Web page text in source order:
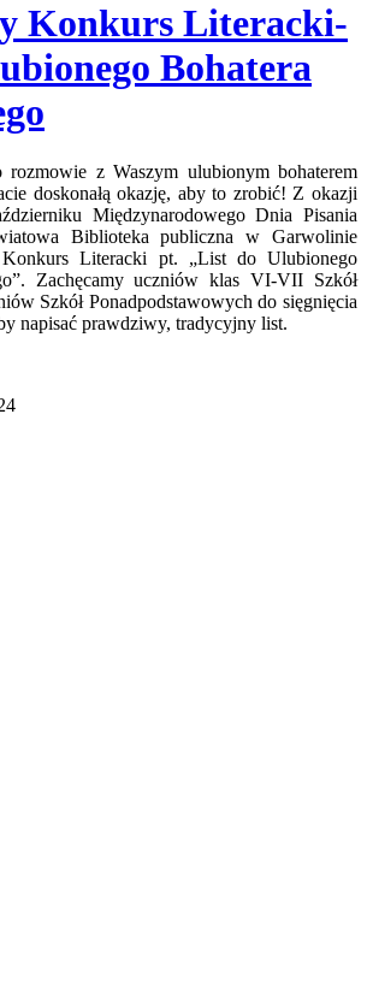
Konkurs Literacki-
Bohatera
z Waszym ulubionym bohaterem
doskonałą okazję, aby to zrobić! Z okazji
Międzynarodowego Dnia Pisania
Biblioteka publiczna w Garwolinie
Konkurs Literacki pt. „List do Ulubionego
Zachęcamy uczniów klas VI-VII Szkół
Szkół Ponadpodstawowych do sięgnięcia
napisać prawdziwy, tradycyjny list.